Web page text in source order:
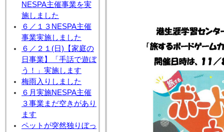
NESPA主催事業を実
施しました
６／１３NESPA主催
事業実施しました
６／２１(日)【家庭の
日事業】「手話で遊ぼ
う！」実施します
梅雨入りしました
６月実施NESPA主催
３事業まだ空きがあり
ます
ペットが突然独りぼっ